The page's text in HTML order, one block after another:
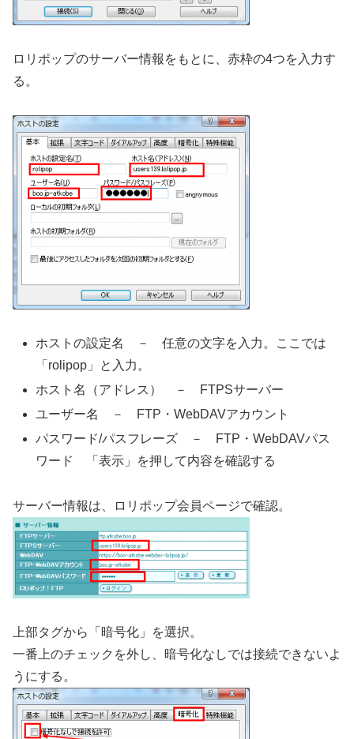
ロリポップのサーバー情報をもとに、赤枠の4つを入力す
る。
ホストの設定名 － 任意の文字を入力。ここでは
「rolipop」と入力。
ホスト名（アドレス） － FTPSサーバー
ユーザー名 － FTP・WebDAVアカウント
パスワード/パスフレーズ － FTP・WebDAVパス
ワード 「表示」を押して内容を確認する
サーバー情報は、ロリポップ会員ページで確認。
上部タグから「暗号化」を選択。
一番上のチェックを外し、暗号化なしでは接続できないよ
うにする。